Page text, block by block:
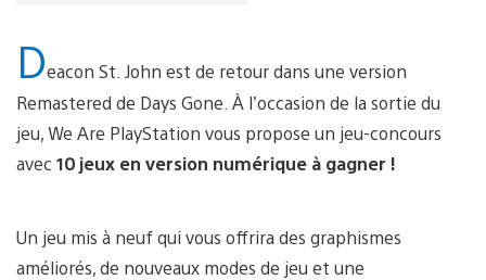
Deacon St. John est de retour dans une version
Remastered de Days Gone. À l’occasion de la sortie du
jeu, We Are PlayStation vous propose un jeu-concours
avec 10 jeux en version numérique à gagner !
Un jeu mis à neuf qui vous offrira des graphismes
améliorés, de nouveaux modes de jeu et une